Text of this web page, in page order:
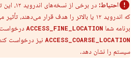
احتیاط:
در برخی از
که اندروید ۱۲ یا بالاتر را هدف قرار می‌دهند،
برنامه شما ACCESS_FINE_LOCATION درخواست
ACCESS_COARSE_LOCATION نیز درخواست
سیستم را نشان دهد.